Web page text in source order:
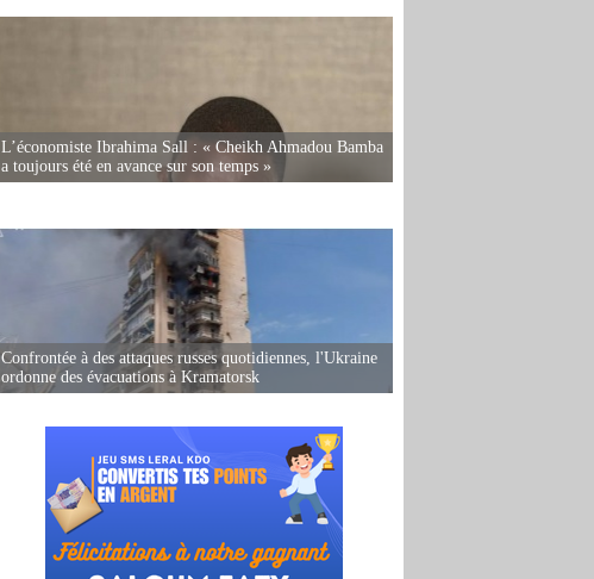
L’économiste Ibrahima Sall : « Cheikh Ahmadou Bamba
a toujours été en avance sur son temps »
Confrontée à des attaques russes quotidiennes, l'Ukraine
ordonne des évacuations à Kramatorsk